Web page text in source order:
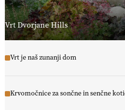
Vrt Dvorjane Hills
Vrt je naš zunanji dom
Krvomočnice za sončne in senčne